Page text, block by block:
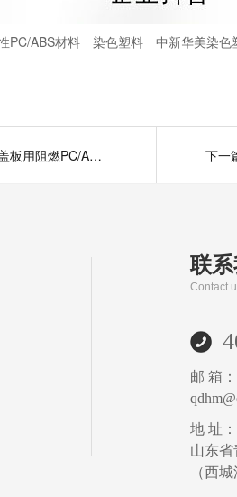
PC/ABS材料 染色塑料
中新华美染色
想知道新能源汽车电池盖板用阻燃PC/ABS材料？速来青岛中新华美 下一
联系
Contact
邮 箱：
地 址：
山东省
（西